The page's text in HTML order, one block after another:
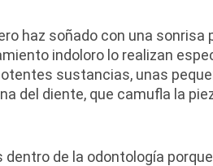
haz soñado con una
indoloro lo realizan
sustancias, unas
del diente, que camufla la
de la odontología